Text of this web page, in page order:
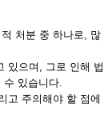
처분 중 하나로, 많
있으며, 그로 인해 법
있습니다.
고 주의해야 할 점에